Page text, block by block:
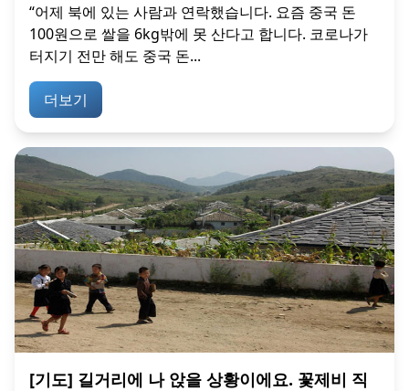
“어제 북에 있는 사람과 연락했습니다. 요즘 중국 돈
100원으로 쌀을 6kg밖에 못 산다고 합니다. 코로나가
터지기 전만 해도 중국 돈...
더보기
[기도] 길거리에 나 앉을 상황이에요. 꽃제비 직